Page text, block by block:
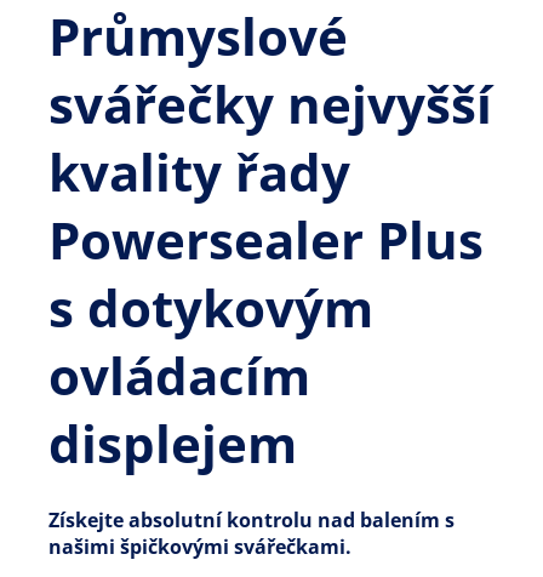
Průmyslové
svářečky nejvyšší
kvality řady
Powersealer Plus
s dotykovým
ovládacím
displejem
Získejte absolutní kontrolu nad balením s
našimi špičkovými svářečkami.